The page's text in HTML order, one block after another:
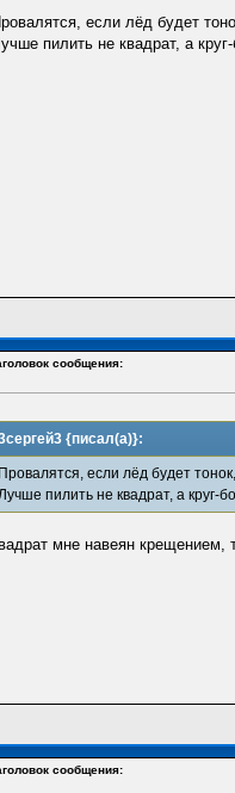
если лёд будет
пилить не квадрат, а
сообщения:
{писал(а)}:
Провалятся, если лёд будет
Лучше пилить не квадрат, а круг-
мне навеян
сообщения: